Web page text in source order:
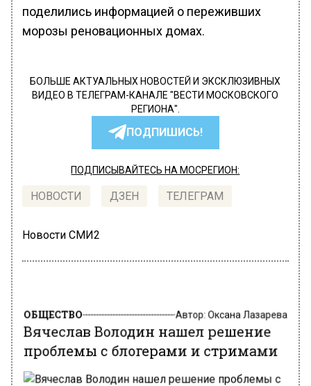
поделились информацией о переживших
морозы реновационных домах.
БОЛЬШЕ АКТУАЛЬНЫХ НОВОСТЕЙ И ЭКСКЛЮЗИВНЫХ
ВИДЕО В ТЕЛЕГРАМ-КАНАЛЕ "ВЕСТИ МОСКОВСКОГО
РЕГИОНА".
ПОДПИШИСЬ!
ПОДПИСЫВАЙТЕСЬ НА МОСРЕГИОН:
НОВОСТИ ДЗЕН ТЕЛЕГРАМ
Новости СМИ2
ОБЩЕСТВО
Вячеслав Володин нашел решение
проблемы с блогерами и стримами